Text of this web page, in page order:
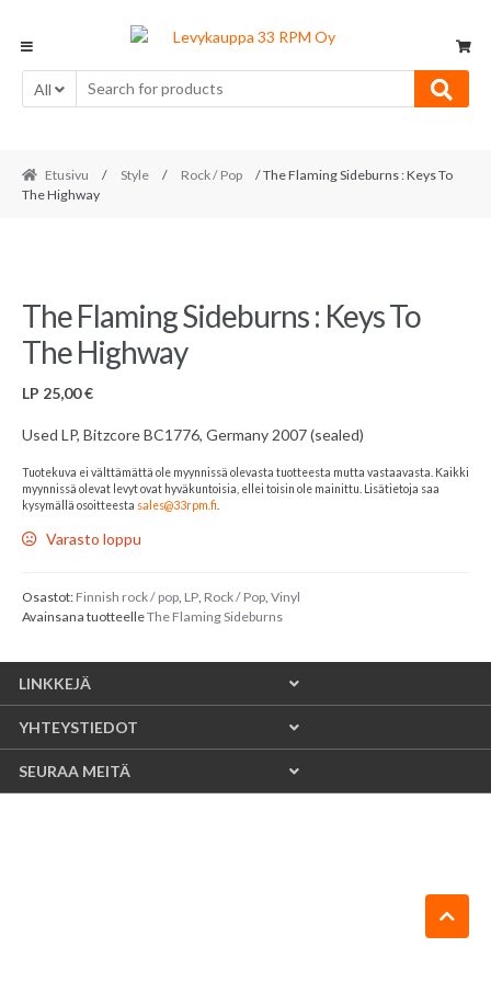
navigation
content
All
Etusivu / Style / Rock / Pop
/ The Flaming Sideburns : Keys To
The Highway
The Flaming Sideburns : Keys To
The Highway
LP 25,00€
Used LP, Bitzcore BC1776, Germany 2007 (sealed)
Tuotekuva ei välttämättä ole myynnissä olevasta tuotteesta mutta vastaavasta. Kaikki
myynnissä olevat levyt ovat hyväkuntoisia, ellei toisin ole mainittu. Lisätietoja saa
kysymällä osoitteesta sales@33rpm.fi
Varasto loppu
Osastot: Finnish rock / pop, LP, Rock / Pop, Vinyl
Avainsana tuotteelleThe Flaming Sideburns
LINKKEJÄ
YHTEYSTIEDOT
SEURAA MEITÄ